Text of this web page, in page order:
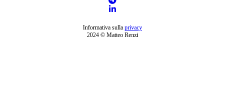
Informativa sulla privacy
2024 © Matteo Renzi